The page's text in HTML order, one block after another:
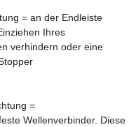
= an der Endleiste
Ihres
verhindern oder eine
=
Wellenverbinder. Diese